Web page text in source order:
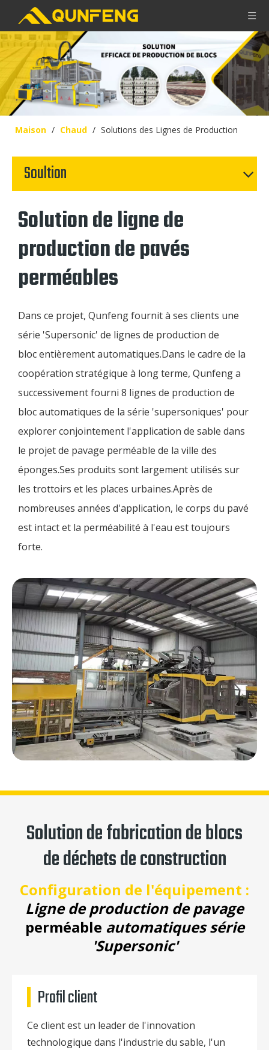
Maison / Chaud / Solutions des Lignes de Production
Soultion
Solution de ligne de
production de pavés
perméables
Dans ce projet, Qunfeng fournit à ses clients une
série 'Supersonic' de lignes de production de
bloc entièrement automatiques.Dans le cadre de la
coopération stratégique à long terme, Qunfeng a
successivement fourni 8 lignes de production de
bloc automatiques de la série 'supersoniques' pour
explorer conjointement l'application de sable dans
le projet de pavage perméable de la ville des
éponges.Ses produits sont largement utilisés sur
les trottoirs et les places urbaines.Après de
nombreuses années d'application, le corps du pavé
est intact et la perméabilité à l'eau est toujours
forte.
Solution de fabrication de blocs
de déchets de construction
Configuration de l'équipement :
Ligne de production de pavage
perméable automatiques série
'Supersonic'
Profil client
Ce client est un leader de l'innovation
technologique dans l'industrie du sable, l'un